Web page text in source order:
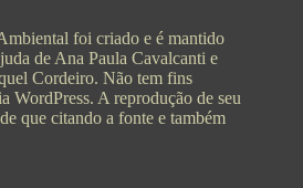
foi criado e é mantido
de Ana Paula Cavalcanti e
Cordeiro. Não tem fins
WordPress. A reprodução de seu
que citando a fonte e também